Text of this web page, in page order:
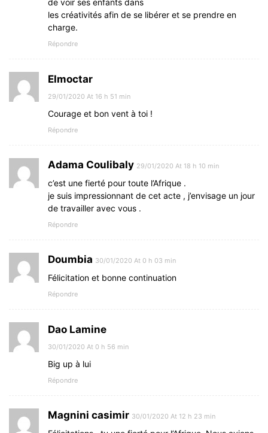
de voir ses enfants dans
les créativités afin de se libérer et se prendre en
charge.
Répondre
Elmoctar
29/01/2020 At 16 h 51 min
Courage et bon vent à toi !
Répondre
Adama Coulibaly 29/01/2020 At 18 h 10 min
c’est une fierté pour toute l’Afrique .
je suis impressionnant de cet acte , j’envisage un jour
de travailler avec vous .
Répondre
Doumbia 30/01/2020 At 0 h 03 min
Félicitation et bonne continuation
Répondre
Dao Lamine
30/01/2020 At 0 h 56 min
Big up à lui
Répondre
Magnini casimir 30/01/2020 At 12 h 23 min